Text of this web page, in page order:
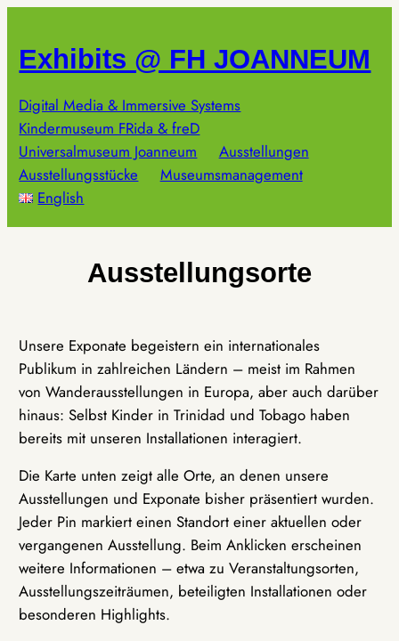
springen
Exhibits @ FH JOANNEUM
Digital Media & Immersive Systems
Kindermuseum FRida & freD
Universalmuseum Joanneum
Ausstellungen
Ausstellungsstücke
Museumsmanagement
English
Ausstellungsorte
Unsere Exponate begeistern ein internationales
Publikum in zahlreichen Ländern – meist im Rahmen
von Wanderausstellungen in Europa, aber auch darüber
hinaus: Selbst Kinder in Trinidad und Tobago haben
bereits mit unseren Installationen interagiert.
Die Karte unten zeigt alle Orte, an denen unsere
Ausstellungen und Exponate bisher präsentiert wurden.
Jeder Pin markiert einen Standort einer aktuellen oder
vergangenen Ausstellung. Beim Anklicken erscheinen
weitere Informationen – etwa zu Veranstaltungsorten,
Ausstellungszeiträumen, beteiligten Installationen oder
besonderen Highlights.